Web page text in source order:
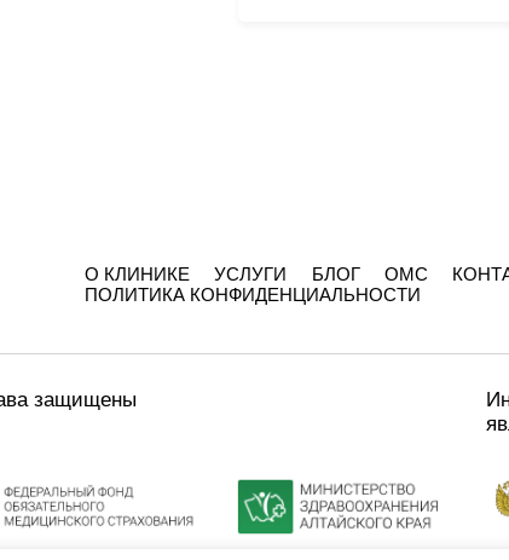
О КЛИНИКЕ УСЛУГИ БЛОГ ОМС
ПОЛИТИКА КОНФИДЕНЦИАЛЬНОСТИ
защищены